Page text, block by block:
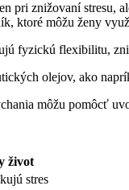
pri znižovaní stresu,
ktoré môžu ženy
fyzickú flexibilitu,
olejov, ako
môžu pomôcť
život
stres